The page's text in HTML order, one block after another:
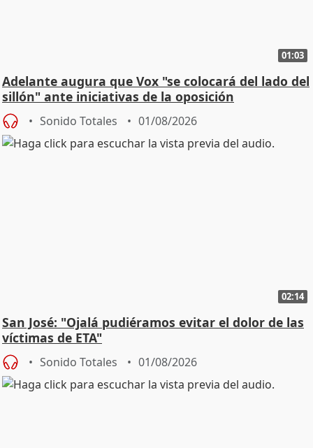
01:03
Adelante augura que Vox "se colocará del lado del
sillón" ante iniciativas de la oposición
Sonido Totales 01/08/2026
02:14
San José: "Ojalá pudiéramos evitar el dolor de las
víctimas de ETA"
Sonido Totales 01/08/2026